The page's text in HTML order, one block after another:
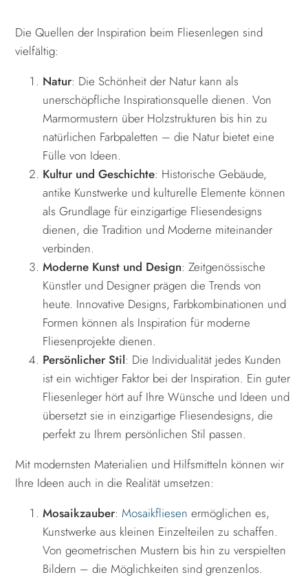
Die Quellen der Inspiration beim Fliesenlegen sind
vielfältig:
Natur: Die Schönheit der Natur kann als
unerschöpfliche Inspirationsquelle dienen. Von
Marmormustern über Holzstrukturen bis hin zu
natürlichen Farbpaletten – die Natur bietet eine
Fülle von Ideen.
Kultur und Geschichte: Historische Gebäude,
antike Kunstwerke und kulturelle Elemente können
als Grundlage für einzigartige Fliesendesigns
dienen, die Tradition und Moderne miteinander
verbinden.
Moderne Kunst und Design: Zeitgenössische
Künstler und Designer prägen die Trends von
heute. Innovative Designs, Farbkombinationen und
Formen können als Inspiration für moderne
Fliesenprojekte dienen.
Persönlicher Stil: Die Individualität jedes Kunden
ist ein wichtiger Faktor bei der Inspiration. Ein guter
Fliesenleger hört auf Ihre Wünsche und Ideen und
übersetzt sie in einzigartige Fliesendesigns, die
perfekt zu Ihrem persönlichen Stil passen.
Mit modernsten Materialien und Hilfsmitteln können wir
Ihre Ideen auch in die Realität umsetzen:
Mosaikzauber:Mosaikfliesen ermöglichen es,
Kunstwerke aus kleinen Einzelteilen zu schaffen.
Von geometrischen Mustern bis hin zu verspielten
Bildern – die Möglichkeiten sind grenzenlos.